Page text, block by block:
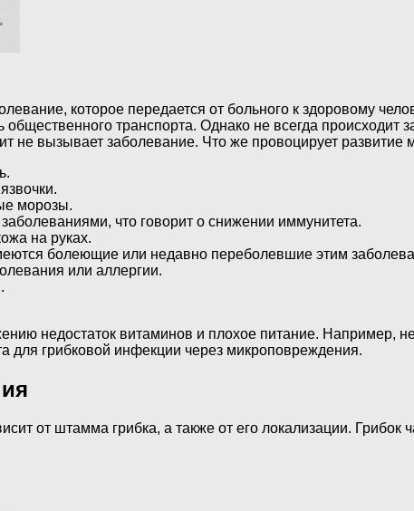
которое передается от больного к здоровому
общественного транспорта. Однако не всегда
не вызывает заболевание. Что же провоцирует
морозы.
что говорит о снижении иммунитета.
на руках.
болеющие или недавно переболевшие этим
или аллергии.
недостаток витаминов и плохое питание. Например,
для грибковой инфекции через микроповреждения.
от штамма грибка, а также от его локализации. Грибок